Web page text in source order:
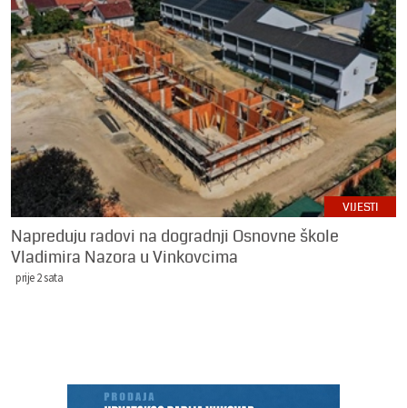
VIJESTI
Napreduju radovi na dogradnji Osnovne škole
Vladimira Nazora u Vinkovcima
prije 2 sata